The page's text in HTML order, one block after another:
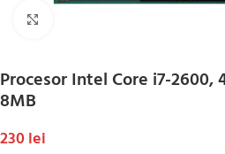
Procesor Intel Core i7-2600,
8MB
230lei